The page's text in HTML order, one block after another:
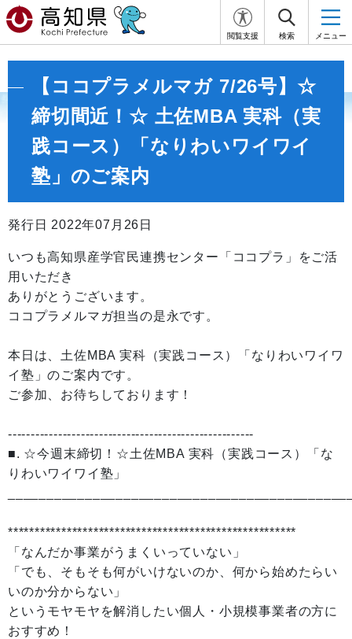
閲覧支援 検索 メニュー
【ココプラメルマガ 7/26号】☆
締切間近！☆ 土佐MBA 実科（実
践コース）「なりわいワイワイ
塾」のご案内
発行日 2022年07月26日
いつも高知県産学官民連携センター「ココプラ」をご活
用いただき
ありがとうございます。
ココプラメルマガ担当の是永です。
本日は、土佐MBA 実科（実践コース）「なりわいワイワ
イ塾」のご案内です。
ご参加、お待ちしております！
------------------------------------------------------
■. ☆今週末締切！☆土佐MBA 実科（実践コース）「な
りわいワイワイ塾」
******************************************************
「なんだか事業がうまくいっていない」
「でも、そもそも何がいけないのか、何から始めたらい
いのか分からない」
というモヤモヤを解消したい個人・小規模事業者の方に
おすすめ！